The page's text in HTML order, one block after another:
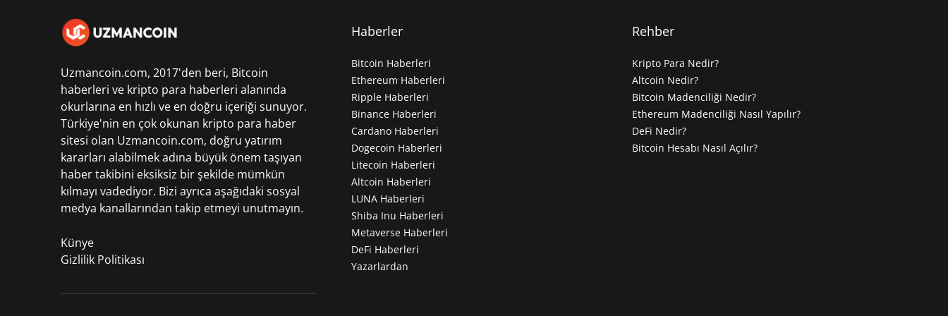
Uzmancoin.com, 2017'den beri, Bitcoin
haberleri ve kripto para haberleri alanında
okurlarına en hızlı ve en doğru içeriği sunuyor.
Türkiye'nin en çok okunan kripto para haber
sitesi olan Uzmancoin.com, doğru yatırım
kararları alabilmek adına büyük önem taşıyan
haber takibini eksiksiz bir şekilde mümkün
kılmayı vadediyor. Bizi ayrıca aşağıdaki sosyal
medya kanallarından takip etmeyi unutmayın.
Künye
Gizlilik Politikası
Haberler
Bitcoin Haberleri
Ethereum Haberleri
Ripple Haberleri
Binance Haberleri
Cardano Haberleri
Dogecoin Haberleri
Litecoin Haberleri
Altcoin Haberleri
LUNA Haberleri
Shiba Inu Haberleri
Metaverse Haberleri
DeFi Haberleri
Yazarlardan
Rehber
Kripto Para Nedir?
Altcoin Nedir?
Bitcoin Madenciliği Nedir?
Ethereum Madenciliği Nasıl Yapılır?
DeFi Nedir?
Bitcoin Hesabı Nasıl Açılır?